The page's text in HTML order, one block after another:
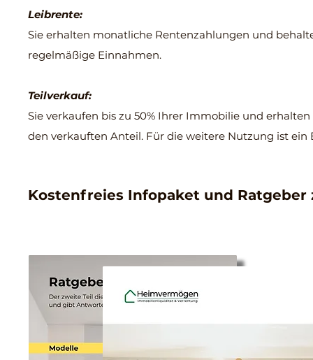
Leibrente:
Sie erhalten monatliche Rentenzahlungen und
regelmäßige Einnahmen.
Teilverkauf:
Sie verkaufen bis zu 50% Ihrer Immobilie und
den verkauften Anteil. Für die weitere Nutzung ist ein
Kostenfreies Infopaket und